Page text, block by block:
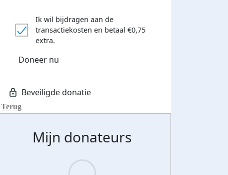
Donateurs bedankt
Terug
Ik wil bijdragen aan de
transactiekosten en betaal €0,75
extra.
Doneer nu
Mijn donateurs